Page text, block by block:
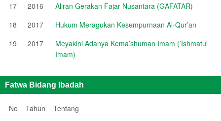
17
2016
Aliran Gerakan Fajar Nusantara (GAFATAR)
18
2017
Hukum Meragukan Kesempurnaan Al-Qur’an
19
2017
Meyakini Adanya Kema’shuman Imam (’Ishmatul
Imam)
Fatwa Bidang Ibadah
No Tahun
Tentang